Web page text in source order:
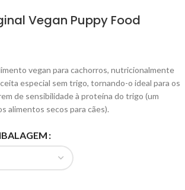
Vegan Puppy Food
vegan para cachorros, nutricionalmente
especial sem trigo, tornando-o ideal para os
de sensibilidade à proteína do trigo (um
alimentos secos para cães).